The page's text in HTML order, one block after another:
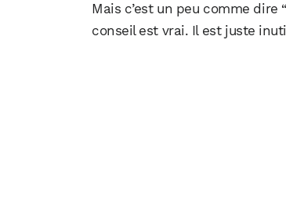
Mais c’est un peu comme
conseil est vrai. Il est juste